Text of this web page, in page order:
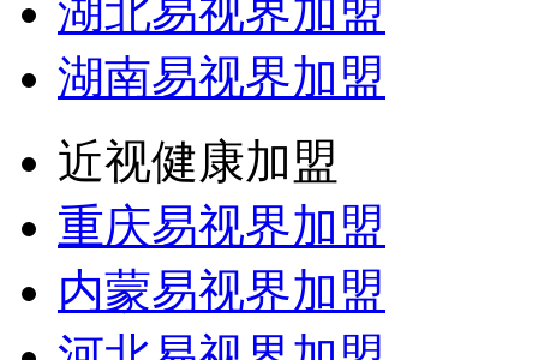
湖北易视界加盟
湖南易视界加盟
近视健康加盟
重庆易视界加盟
内蒙易视界加盟